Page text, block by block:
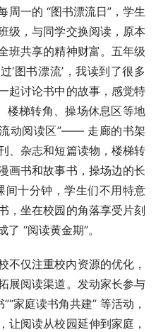
周一的 “图书漂流日”，学生
级，与同学交换阅读，原本
班共享的精神财富。五年级
‘图书漂流’，我读到了很多
起讨论书中的故事，感觉特
楼梯转角、操场休息区等地
动阅读区”—— 走廊的书架
、杂志和短篇读物，楼梯转
画书和故事书，操场边的长
间十分钟，学生们不用特意
，坐在校园的角落享受片刻
“阅读黄金期”。
不仅注重校内资源的优化，
展阅读渠道。发动家长参与
家庭读书角共建” 等活动，
让阅读从校园延伸到家庭，